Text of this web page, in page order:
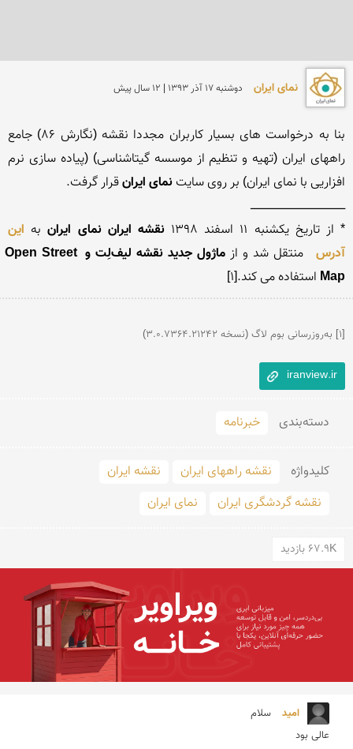
نمای ایران دوشنبه 17 آذر 1393 | 12 سال پیش
افزاریی با نمای ایران) بر روی سایت نمای ایران
* از تاریخ يكشنبه 11 اسفند 1398
نقشه ایران نمای ایران به
آدرس
منتقل شد و از
ماژول جدید نقشه لیف‌لِت و Open Street
Map استفاده می کند.[۱]
[۱] به‌روزرسانی بوم لاگ (نسخه 3.0.7364.21242)
iranview.ir
دسته‌بندی خبرنامه
کلید‌واژه نقشه راههای ایران
نقشه ایران
نقشه گردشگری ایران
نمای ایران
67.9K بازدید
امید